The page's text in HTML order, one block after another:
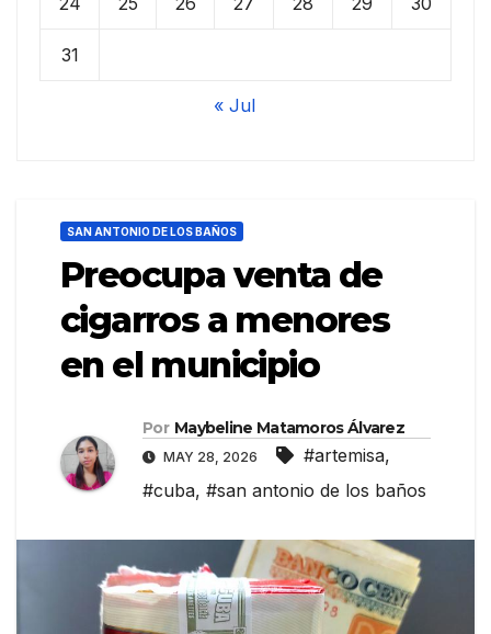
31
« Jul
SAN ANTONIO DE LOS BAÑOS
Preocupa venta de
cigarros a menores
en el municipio
Por Maybeline Matamoros Álvarez
MAY 28, 2026 #artemisa,
#cuba, #san antonio de los baños